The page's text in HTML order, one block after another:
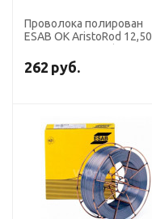
Проволока полирован
ESAB OK AristoRod 12,50
кг)
262 руб.